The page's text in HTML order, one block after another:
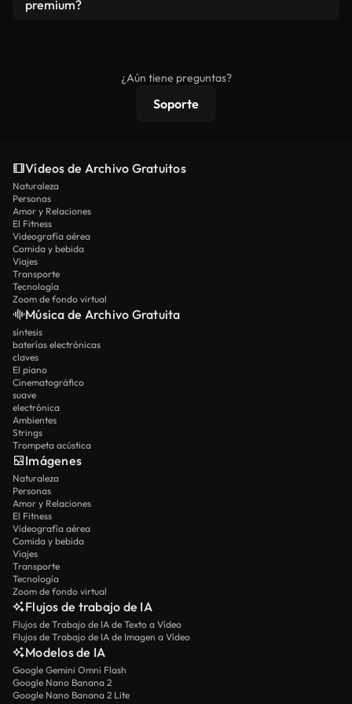
premium?
protecciones de licencia extendidas.
¿Aún tiene preguntas?
Soporte
Vídeos de Archivo Gratuitos
Naturaleza
Personas
Amor y Relaciones
El Fitness
Videografía aérea
Comida y bebida
Viajes
Transporte
Tecnología
Zoom de fondo virtual
Música de Archivo Gratuita
síntesis
baterías electrónicas
claves
El piano
Cinematográfico
suave
electrónica
Ambientes
Strings
Trompeta acústica
Imágenes
Naturaleza
Personas
Amor y Relaciones
El Fitness
Videografía aérea
Comida y bebida
Viajes
Transporte
Tecnología
Zoom de fondo virtual
Flujos de trabajo de IA
Flujos de Trabajo de IA de Texto a Vídeo
Flujos de Trabajo de IA de Imagen a Vídeo
Modelos de IA
Google Gemini Omni Flash
Google Nano Banana 2
Google Nano Banana 2 Lite